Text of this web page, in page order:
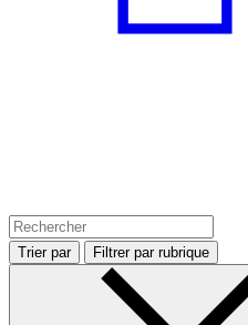
Trier par Filtrer par rubrique